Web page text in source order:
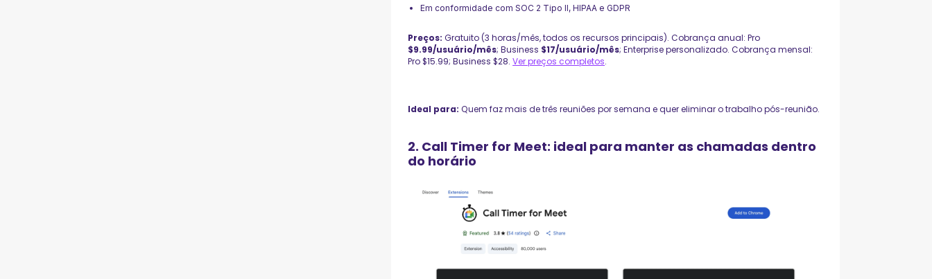
Em conformidade com SOC 2 Tipo II, HIPAA e GDPR
Preços: Gratuito (3 horas/mês, todos os recursos principais). Cobrança anual: Pro
$9.99/usuário/mês; Business $17/usuário/mês; Enterprise personalizado. Cobrança mensal:
Pro $15.99; Business $28.Ver preços completos.
Ideal para: Quem faz mais de três reuniões por semana e quer eliminar o trabalho pós-reunião.
2. Call Timer for Meet: ideal para manter as chamadas dentro
do horário